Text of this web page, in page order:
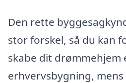
Den rette
stor forskel, så du kan
skabe dit drømmehjem
erhvervsbygning,